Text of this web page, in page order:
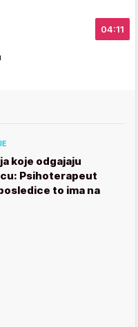
04:11
koje odgajaju
Psihoterapeut
to ima na